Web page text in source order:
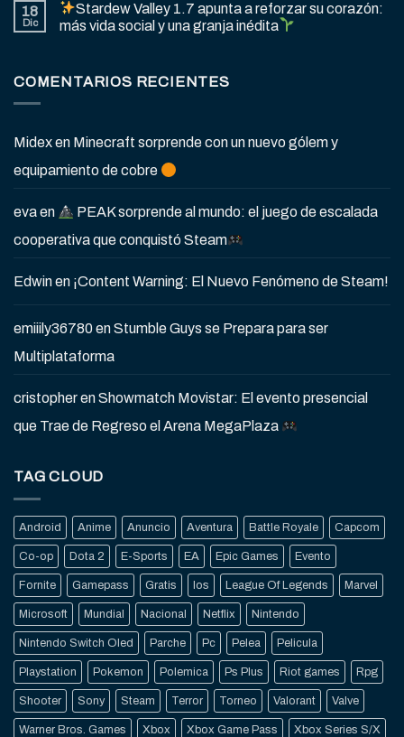
18
Dic
Stardew Valley 1.7 apunta a reforzar su corazón:
más vida social y una granja inédita
COMENTARIOS RECIENTES
Midexen Minecraft sorprende con un nuevo gólem y
equipamiento de cobre
evaen
PEAK sorprende al mundo: el juego de escalada
cooperativa que conquistó Steam
Edwinen ¡Content Warning: El Nuevo Fenómeno de Steam!
emiiily36780enStumble Guys se Prepara para ser
Multiplataforma
cristopherenShowmatch Movistar: El evento presencial
que Trae de Regreso el Arena MegaPlaza
TAG CLOUD
Android Anime Anuncio Aventura Battle Royale Capcom
Co-op Dota 2 E-Sports EA Epic Games Evento
Fornite Gamepass Gratis Ios League Of Legends Marvel
Microsoft Mundial Nacional Netflix Nintendo
Nintendo Switch Oled Parche Pc Pelea Pelicula
Playstation Pokemon Polemica Ps Plus Riot games Rpg
Shooter Sony Steam Terror Torneo Valorant Valve
Warner Bros. Games Xbox Xbox Game Pass Xbox Series S/X